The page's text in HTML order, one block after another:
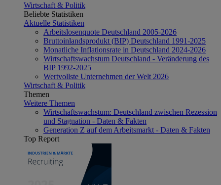
Wirtschaft & Politik
Beliebte Statistiken
Aktuelle Statistiken
Arbeitslosenquote Deutschland 2005-2026
Bruttoinlandsprodukt (BIP) Deutschland 1991-2025
Monatliche Inflationsrate in Deutschland 2024-2026
Wirtschaftswachstum Deutschland - Veränderung des
BIP 1992-2025
Wertvollste Unternehmen der Welt 2026
Wirtschaft & Politik
Themen
Weitere Themen
Wirtschaftswachstum: Deutschland zwischen Rezession
und Stagnation - Daten & Fakten
Generation Z auf dem Arbeitsmarkt - Daten & Fakten
Top Report